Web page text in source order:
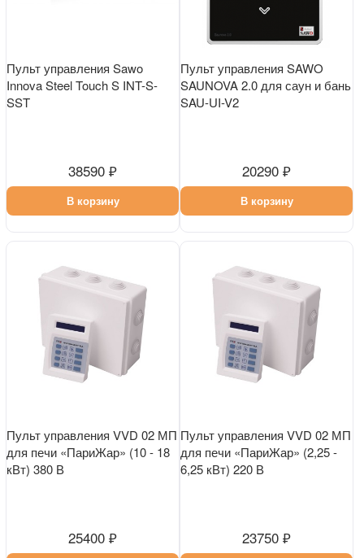
Пульт управления Sawo
Innova Steel Touch S INT-S-
SST
38590 ₽
В корзину
Пульт управления SAWO
SAUNOVA 2.0 для саун и бань
SAU-UI-V2
20290 ₽
В корзину
Пульт управления VVD 02 МП
для печи «ПариЖар» (10 - 18
кВт) 380 В
25400 ₽
Пульт управления VVD 02 МП
для печи «ПариЖар» (2,25 -
6,25 кВт) 220 В
23750 ₽